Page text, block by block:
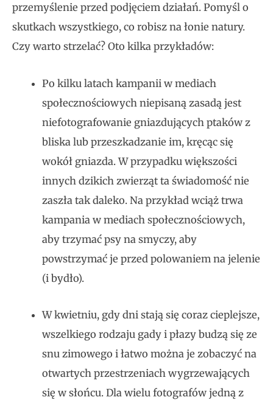
przemyślenie przed podjęciem działań. Pomyśl o
skutkach wszystkiego, co robisz na łonie natury.
Czy warto strzelać? Oto kilka przykładów:
Po kilku latach kampanii w mediach
społecznościowych niepisaną zasadą jest
niefotografowanie gniazdujących ptaków z
bliska lub przeszkadzanie im, kręcąc się
wokół gniazda. W przypadku większości
innych dzikich zwierząt ta świadomość nie
zaszła tak daleko. Na przykład wciąż trwa
kampania w mediach społecznościowych,
aby trzymać psy na smyczy, aby
powstrzymać je przed polowaniem na jelenie
(i bydło).
W kwietniu, gdy dni stają się coraz cieplejsze,
wszelkiego rodzaju gady i płazy budzą się ze
snu zimowego i łatwo można je zobaczyć na
otwartych przestrzeniach wygrzewających
się w słońcu. Dla wielu fotografów jedną z